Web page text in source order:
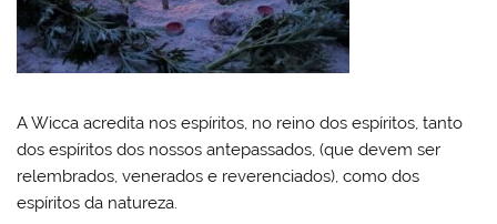
A Wicca acredita nos espíritos, no reino dos espíritos, tanto
dos espíritos dos nossos antepassados, (que devem ser
relembrados, venerados e reverenciados), como dos
espíritos da natureza.